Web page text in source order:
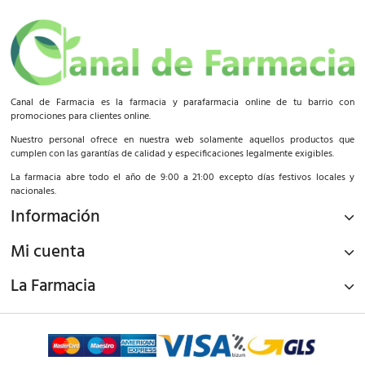
Canal de Farmacia es la farmacia y parafarmacia online de tu barrio con
promociones para clientes online.
Nuestro personal ofrece en nuestra web solamente aquellos productos que
cumplen con las garantías de calidad y especificaciones legalmente exigibles.
La farmacia abre todo el año de 9:00 a 21:00 excepto días festivos locales y
nacionales.
Información
Mi cuenta
La Farmacia